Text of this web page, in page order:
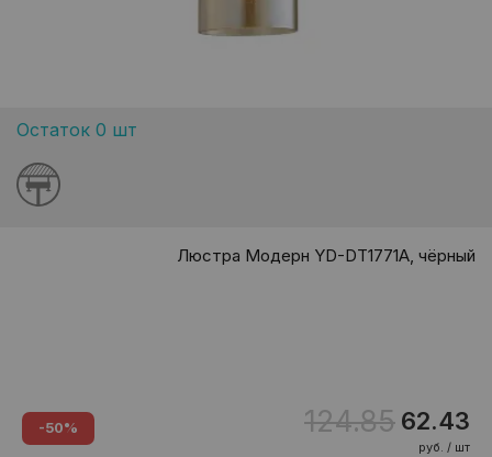
Остаток 0 шт
Люстра Модерн YD-DT1771A, чёрный
-50% 124.85 62.43
руб. / шт